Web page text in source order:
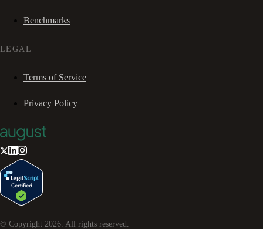
Benchmarks
LEGAL
Terms of Service
Privacy Policy
© Copyright 2026 . All rights reserved.